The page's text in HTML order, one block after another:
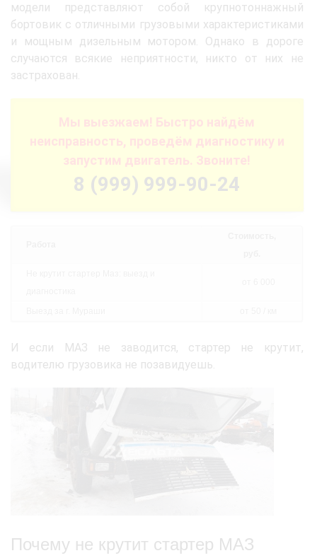
модели представляют собой крупнотоннажный
бортовик с отличными грузовыми характеристиками
и мощным дизельным мотором. Однако в дороге
случаются всякие неприятности, никто от них не
застрахован.
Мы выезжаем! Быстро найдём
неисправность, проведём диагностику и
запустим двигатель. Звоните!
8 (999) 999-90-24
И если МАЗ не заводится, стартер не крутит,
водителю грузовика не позавидуешь.
Почему не крутит стартер МАЗ